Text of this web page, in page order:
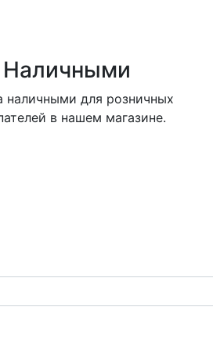
Наличными
наличными для розничных
в нашем магазине.